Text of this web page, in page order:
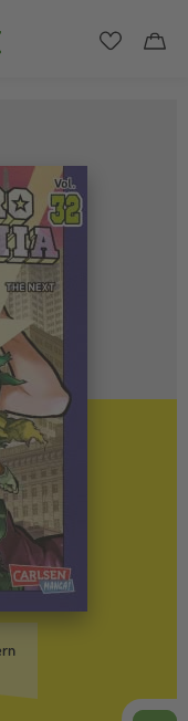
Carlsen